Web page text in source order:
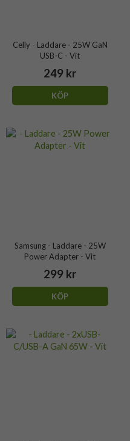
Celly - Laddare - 25W GaN
USB-C - Vit
249 kr
KÖP
Samsung - Laddare - 25W
Power Adapter - Vit
299 kr
KÖP